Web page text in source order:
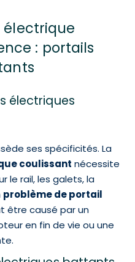
électrique
: portails
électriques
ses spécificités. La
coulissant nécessite
le rail, les galets, la
problème de portail
être causé par un
en fin de vie ou une